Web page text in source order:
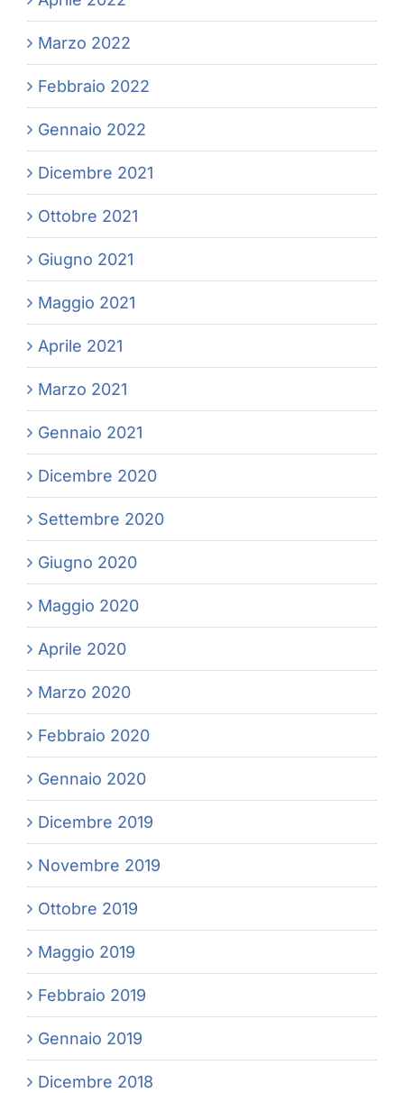
Marzo 2022
Febbraio 2022
Gennaio 2022
Dicembre 2021
Ottobre 2021
Giugno 2021
Maggio 2021
Aprile 2021
Marzo 2021
Gennaio 2021
Dicembre 2020
Settembre 2020
Giugno 2020
Maggio 2020
Aprile 2020
Marzo 2020
Febbraio 2020
Gennaio 2020
Dicembre 2019
Novembre 2019
Ottobre 2019
Maggio 2019
Febbraio 2019
Gennaio 2019
Dicembre 2018